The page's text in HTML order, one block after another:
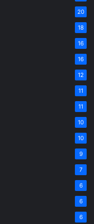
20
18
16
16
12
11
11
10
10
9
7
6
6
6